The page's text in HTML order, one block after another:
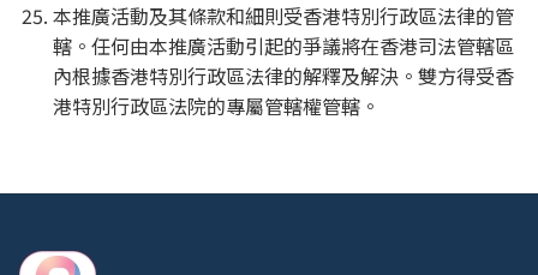
本推廣活動及其條款和細則受香港特別行政區法律的管
轄。任何由本推廣活動引起的爭議將在香港司法管轄區
內根據香港特別行政區法律的解釋及解決。雙方得受香
港特別行政區法院的專屬管轄權管轄。